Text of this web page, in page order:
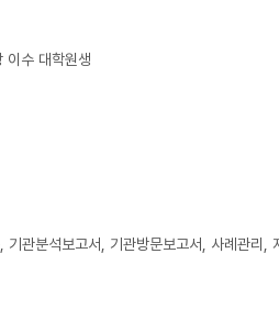
이수 대학원생
관분석보고서, 기관방문보고서, 사례관리,